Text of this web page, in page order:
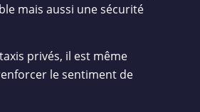
mais aussi une sécurité
privés, il est même
le sentiment de